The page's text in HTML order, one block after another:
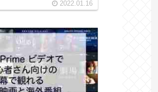
2022.01.16